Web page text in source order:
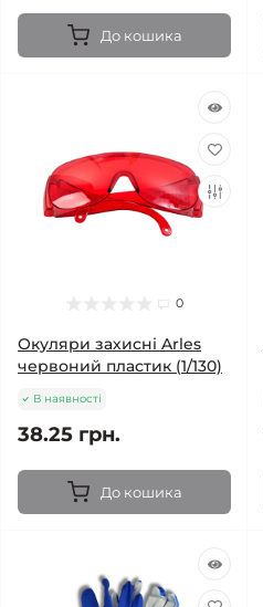
До кошика
0
Окуляри захисні Arles
червоний пластик (1/130)
В наявності
38.25 грн.
До кошика